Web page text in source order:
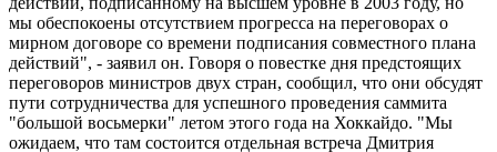
мы обеспокоены отсутствием прогресса на переговорах о
мирном договоре со времени подписания совместного плана
действий", - заявил он. Говоря о повестке дня предстоящих
переговоров министров двух стран, сообщил, что они обсудят
пути сотрудничества для успешного проведения саммита
"большой восьмерки" летом этого года на Хоккайдо. "Мы
ожидаем, что там состоится отдельная встреча Дмитрия